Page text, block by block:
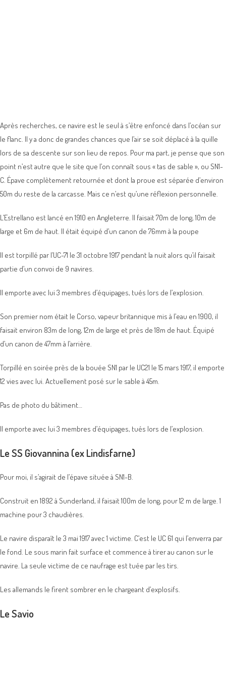
Après recherches, ce navire est le seul à s’être enfoncé dans l’océan sur
le flanc. Il y a donc de grandes chances que l’air se soit déplacé à la quille
lors de sa descente sur son lieu de repos. Pour ma part, je pense que son
point n’est autre que le site que l’on connaît sous « tas de sable », ou SN1-
C. Épave complètement retournée et dont la proue est séparée d’environ
50m du reste de la carcasse. Mais ce n’est qu’une réflexion personnelle.
L’Estrellano est lancé en 1910 en Angleterre. Il faisait 70m de long, 10m de
large et 6m de haut. Il était équipé d’un canon de 76mm à la poupe
Il est torpillé par l’UC-71 le 31 octobre 1917 pendant la nuit alors qu’il faisait
partie d’un convoi de 9 navires.
Il emporte avec lui 3 membres d’équipages, tués lors de l’explosion.
Son premier nom était le Corso, vapeur britannique mis à l’eau en 1900, il
faisait environ 83m de long, 12m de large et près de 18m de haut. Équipé
d’un canon de 47mm à l’arrière.
Torpillé en soirée près de la bouée SN1 par le UC21 le 15 mars 1917, il emporte
12 vies avec lui. Actuellement posé sur le sable à 45m.
Pas de photo du bâtiment…
Il emporte avec lui 3 membres d’équipages, tués lors de l’explosion.
Le SS Giovannina (ex Lindisfarne)
Pour moi, il s’agirait de l’épave située à SN1-B.
Construit en 1892 à Sunderland, il faisait 100m de long, pour 12 m de large. 1
machine pour 3 chaudières.
Le navire disparaît le 3 mai 1917 avec 1 victime. C’est le UC 61 qui l’enverra par
le fond. Le sous marin fait surface et commence à tirer au canon sur le
navire. La seule victime de ce naufrage est tuée par les tirs.
Les allemands le firent sombrer en le chargeant d’explosifs.
Le Savio